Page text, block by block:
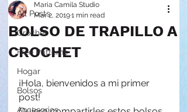
All Posts
Crochet
Free Patterns
Hogar
Bolsos
Accesorios
BOLSO DE TRAPILLO A
CROCHET
Maria Camila Studio
Mar 2, 20191 min read
¡Hola, bienvenidos a mi primer
post!